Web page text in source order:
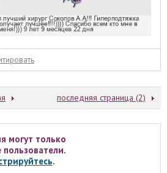
последняя страница (2)
могут только
.